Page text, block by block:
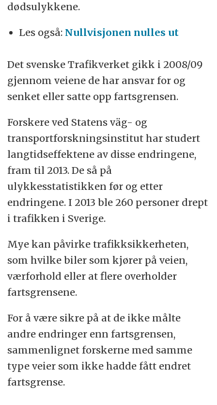
dødsulykkene.
Les også: Nullvisjonen nulles ut
Det svenske Trafikverket gikk i 2008/09
gjennom veiene de har ansvar for og
senket eller satte opp fartsgrensen.
Forskere ved Statens väg- og
transportforskningsinstitut har studert
langtidseffektene av disse endringene,
fram til 2013. De så på
ulykkesstatistikken før og etter
endringene. I 2013 ble 260 personer drept
i trafikken i Sverige.
Mye kan påvirke trafikksikkerheten,
som hvilke biler som kjører på veien,
værforhold eller at flere overholder
fartsgrensene.
For å være sikre på at de ikke målte
andre endringer enn fartsgrensen,
sammenlignet forskerne med samme
type veier som ikke hadde fått endret
fartsgrense.